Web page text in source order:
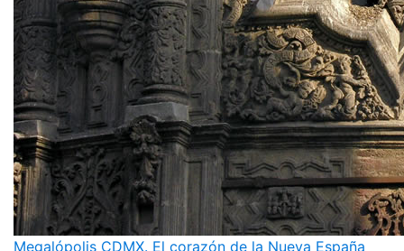
Megalópolis CDMX. El corazón de la Nueva España